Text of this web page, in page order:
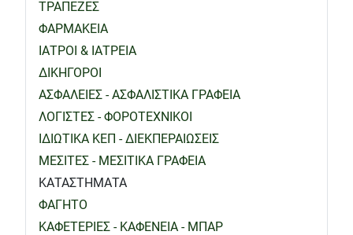
ΤΡΑΠΕΖΕΣ
ΦΑΡΜΑΚΕΙΑ
ΙΑΤΡΟΙ & ΙΑΤΡΕΙΑ
ΔΙΚΗΓΟΡΟΙ
ΑΣΦΑΛΕΙΕΣ - ΑΣΦΑΛΙΣΤΙΚΑ ΓΡΑΦΕΙΑ
ΛΟΓΙΣΤΕΣ - ΦΟΡΟΤΕΧΝΙΚΟΙ
ΙΔΙΩΤΙΚΑ ΚΕΠ - ΔΙΕΚΠΕΡΑΙΩΣΕΙΣ
ΜΕΣΙΤΕΣ - ΜΕΣΙΤΙΚΑ ΓΡΑΦΕΙΑ
ΚΑΤΑΣΤΗΜΑΤΑ
ΦΑΓΗΤΟ
ΚΑΦΕΤΕΡΙΕΣ - ΚΑΦΕΝΕΙΑ - ΜΠΑΡ